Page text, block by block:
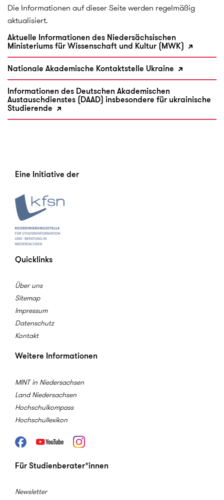
HAWK open
Tel.: (05121) 881 421
E-Mail
HAWK Hochschule Hildesheim/Holzminden/Göttingen
Universität Hildesheim
Anna-Maria Pulm
International Office
Hildesheim
Tel.: (05121) 883 92012
Lüneburg
Tel.: (04131) 677 1072
E-Mail
Leuphana Universität Lüneburg
Universität Oldenburg
International Office
Oldenburg
Tel.: (0441) 798 4783
E-Mail
Universität Oldenburg
Hochschule Osnabrück
Center for International Students
Osnabrück
Tel.: (0541) 969 3185
E-Mail
Hochschule Osnabrück
Universität Osnabrück
Teresa Gehrs
International Office
Tel.: (0541) 969 4106
Die Informationen auf dieser Seite werden regelmäßig
aktualisiert.
Aktuelle Informationen des Niedersächsischen
Ministeriums für Wissenschaft und Kultur (MWK)
Nationale Akademische Kontaktstelle Ukraine
Informationen des Deutschen Akademischen
Austauschdienstes (DAAD) insbesondere für ukrainische
Studierende
Eine Initiative der
Quicklinks
Über uns
Sitemap
Impressum
Datenschutz
Kontakt
Weitere Informationen
MINT in Niedersachsen
Land Niedersachsen
Hochschulkompass
Hochschullexikon
FacebookYoutube Instagram
Für Studienberater*innen
Newsletter